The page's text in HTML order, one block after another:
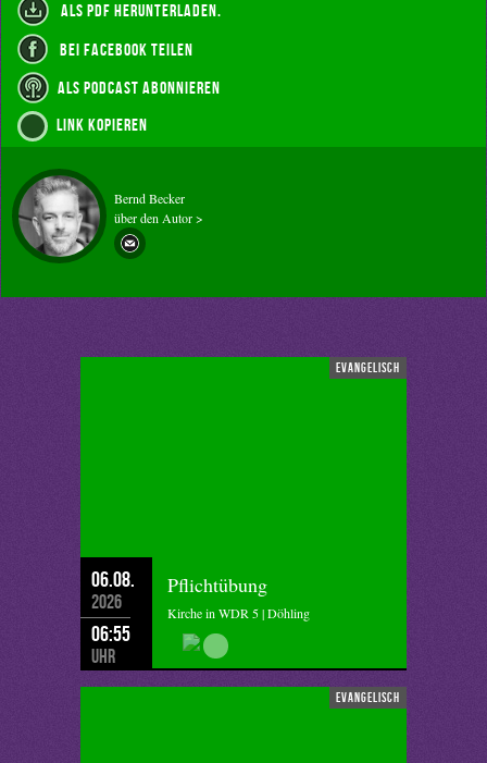
als PDF herunterladen.
bei Facebook teilen
als Podcast abonnieren
Link kopieren
Bernd Becker
über den Autor >
evangelisch
06.08.
2026
06:55
Uhr
Pflichtübung
Kirche in WDR 5 | Döhling
evangelisch